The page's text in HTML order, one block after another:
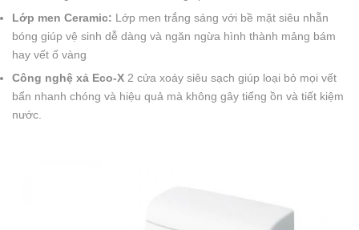
Lớp men Ceramic: Lớp men trắng sáng với bề mặt siêu nhẵn
bóng giúp vệ sinh dễ dàng và ngăn ngừa hình thành mảng bám
hay vết ố vàng
Công nghệ xả Eco-X 2 cửa xoáy siêu sạch giúp loại bỏ mọi vết
bẩn nhanh chóng và hiệu quả mà không gây tiếng ồn và tiết kiệm
nước.